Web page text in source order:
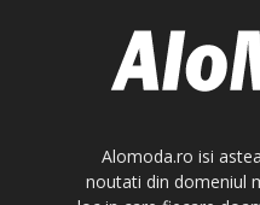
Alomoda.ro isi
noutati din domeniul